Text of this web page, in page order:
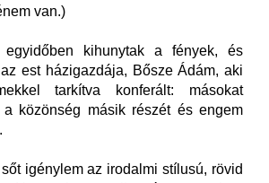
van.)
egyidőben kihunytak a fények, és
est házigazdája, Bősze Ádám, aki
tarkítva konferált: másokat
a közönség másik részét és engem
igénylem az irodalmi stílusú, rövid